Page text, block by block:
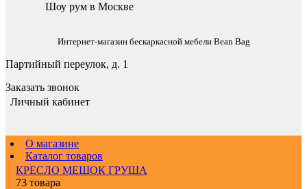
Шоу рум в Москве
Интернет-магазин бескаркасной мебели Bean Bag
Партийный переулок, д. 1
Заказать звонок
Личный кабинет
О магазине
Каталог товаров
КРЕСЛО МЕШОК ГРУША
73 товара